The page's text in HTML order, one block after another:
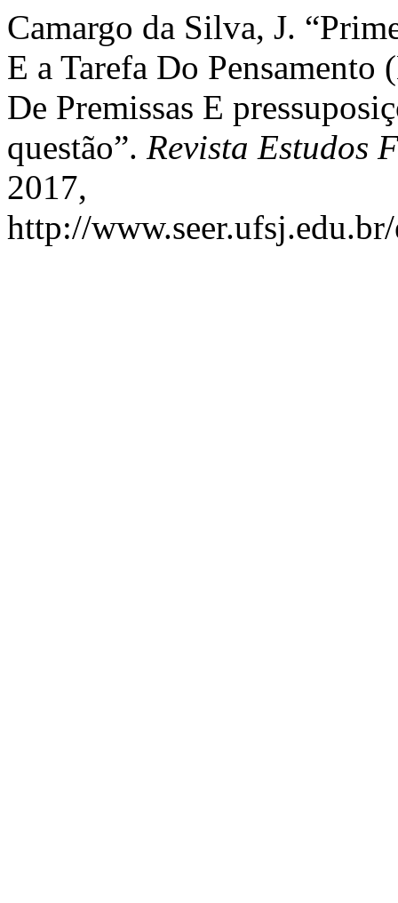
Camargo da Silva, J.
E a Tarefa Do
De Premissas E
questão”. Revista Estudos
2017,
http://